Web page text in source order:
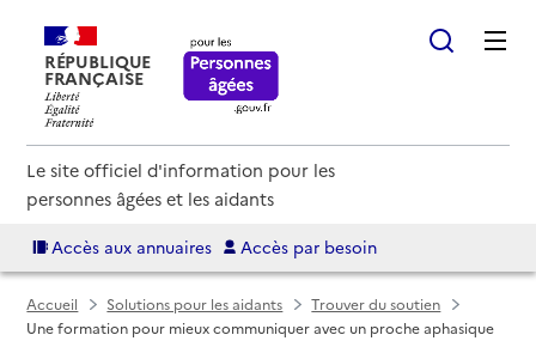
RÉPUBLIQUE
FRANÇAISE
Le site officiel d'information pour les
personnes âgées et les aidants
Accès aux annuaires Accès par besoin
Accueil Solutions pour les aidants
Trouver du soutien
Une formation pour mieux communiquer avec un proche aphasique